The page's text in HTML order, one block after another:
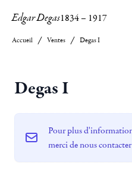
Edgar Degas1834– 1917
Accueil Ventes Degas I
Degas I
Pour plus
merci de nous contacter